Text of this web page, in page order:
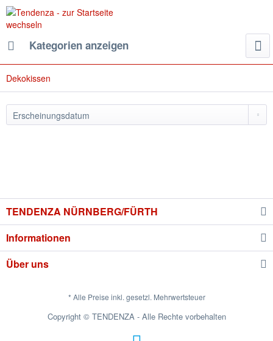
Kategorien anzeigen
Dekokissen
TENDENZA NÜRNBERG/FÜRTH
Informationen
Über uns
* Alle Preise inkl. gesetzl. Mehrwertsteuer
Copyright © TENDENZA - Alle Rechte vorbehalten